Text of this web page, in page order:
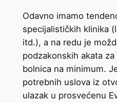
Odavno imamo
specijalističkih klinika
itd.), a na redu je
podzakonskih akata
bolnica na minimum.
potrebnih uslova iz
ulazak u prosvećenu